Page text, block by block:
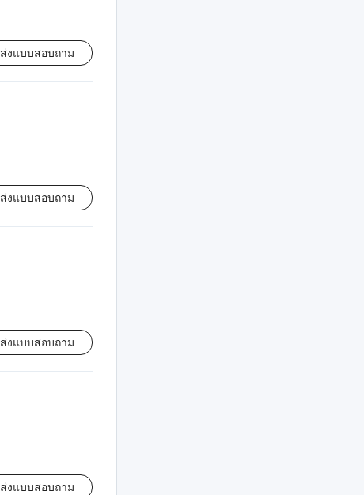
ส่งแบบสอบถาม
ส่งแบบสอบถาม
ส่งแบบสอบถาม
ส่งแบบสอบถาม